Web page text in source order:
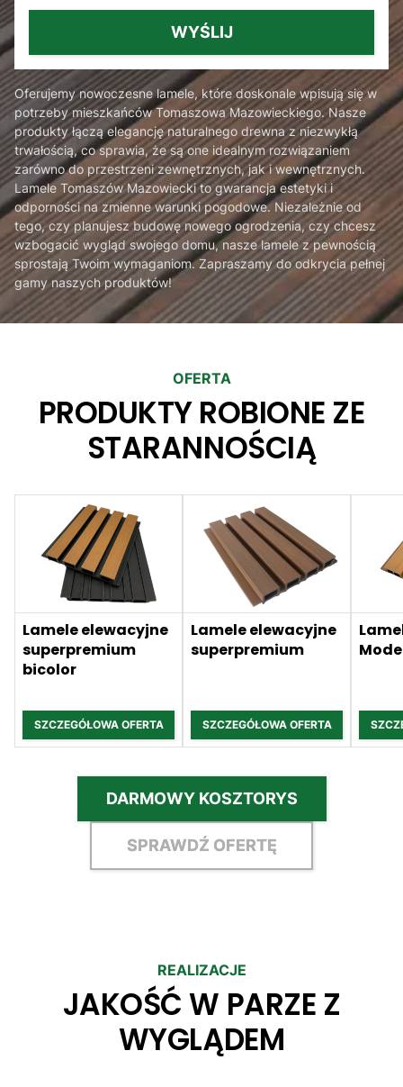
WYŚLIJ
Oferujemy nowoczesne lamele, które doskonale wpisują się w
potrzeby mieszkańców Tomaszowa Mazowieckiego. Nasze
produkty łączą elegancję naturalnego drewna z niezwykłą
trwałością, co sprawia, że są one idealnym rozwiązaniem
zarówno do przestrzeni zewnętrznych, jak i wewnętrznych.
Lamele Tomaszów Mazowiecki to gwarancja estetyki i
odporności na zmienne warunki pogodowe. Niezależnie od
tego, czy planujesz budowę nowego ogrodzenia, czy chcesz
wzbogacić wygląd swojego domu, nasze lamele z pewnością
sprostają Twoim wymaganiom. Zapraszamy do odkrycia pełnej
gamy naszych produktów!
OFERTA
PRODUKTY ROBIONE ZE
STARANNOŚCIĄ
Lamele elewacyjne
superpremium
bicolor
SZCZEGÓŁOWA OFERTA
Lamele elewacyjne
superpremium
SZCZEGÓŁOWA OFERTA
DARMOWY KOSZTORYS
SPRAWDŹ OFERTĘ
REALIZACJE
JAKOŚĆ W PARZE Z
WYGLĄDEM